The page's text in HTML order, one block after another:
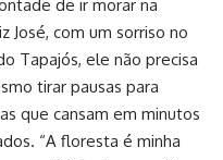
de ir morar na
José, com um sorriso no
Tapajós, ele não precisa
tirar pausas para
que cansam em minutos
“A floresta é minha